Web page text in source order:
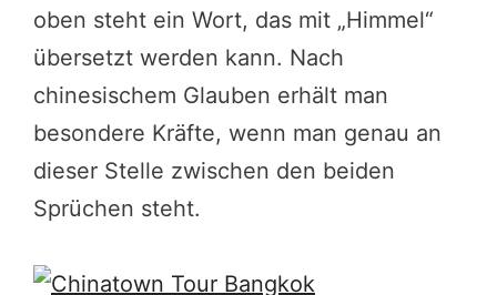
oben steht ein Wort, das mit „Himmel“
übersetzt werden kann. Nach
chinesischem Glauben erhält man
besondere Kräfte, wenn man genau an
dieser Stelle zwischen den beiden
Sprüchen steht.